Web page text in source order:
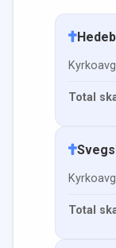
Total
Total